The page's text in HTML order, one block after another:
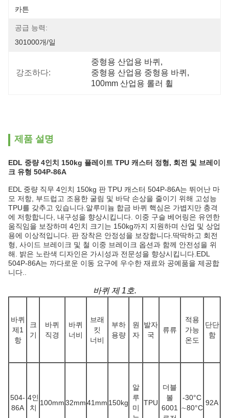
카튼
공급 능력:
301000개/일
강조하다:
중형용 산업용 바퀴 ,
중형용 산업용 중형용 바퀴 ,
100mm 산업용 롤러 휠
제품 설명
EDL 중량 4인치 150kg 플레이트 TPU 캐스터 정형, 회전 및 브레이
크 유형 504P-86A
EDL 중량 직무 4인치 150kg 판 TPU 캐스터 504P-86A는 뛰어난 마
모 저항, 부드럽고 조용한 굴림 및 바닥 손상을 줄이기 위해 고성능
TPU를 갖추고 있습니다.알루미늄 합금 바퀴 핵심은 가볍지만 충격
에 저항합니다, 내구성을 향상시킵니다. 이중 구슬 베어링은 유연한
움직임을 보장하며 4인치 크기는 150kg까지 지원하며 산업 및 상업
용에 이상적입니다. 판 장착은 안정성을 보장합니다.딱딱하고 회전
형, 사이드 브레이크 및 철 이중 브레이크 옵션과 함께 안전성을 위
해. 밝은 노란색 디자인은 가시성과 전문성을 향상시킵니다.EDL
504P-86A는 까다로운 이동 요구에 우수한 재료와 공예품을 제공합
니다..
바퀴 제 1호.
바퀴
제1
항
크
기
바퀴
직경
바퀴
너비
브래
킷
너비
부하
용량
원
자
발자
국
류류
적용
가능
온도
단단
함
504-
86A
4인
치
100mm32mm41mm 150kg
알
루
미
TPU
더블
볼
6001
-30°C
∼80°C
92A